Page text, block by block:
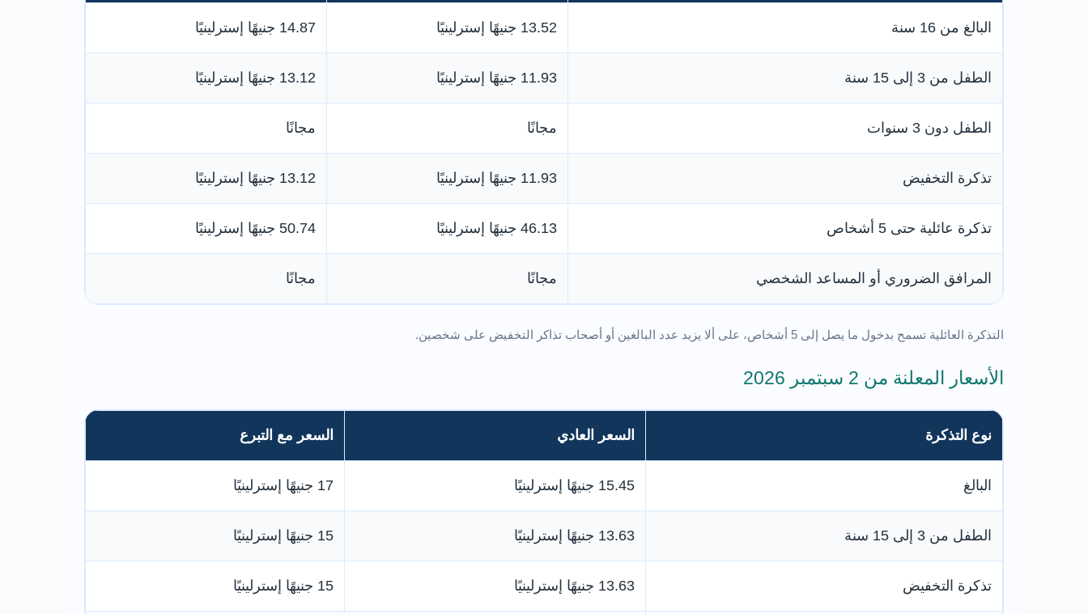
البالغ من 16 سنة 13.52 جنيهًا إسترلينيًا 14.87 جنيهًا إسترلينيًا
الطفل من 3 إلى 15 سنة 11.93 جنيهًا إسترلينيًا 13.12 جنيهًا إسترلينيًا
الطفل دون 3 سنوات مجانًا مجانًا
تذكرة التخفيض 11.93 جنيهًا إسترلينيًا 13.12 جنيهًا إسترلينيًا
تذكرة عائلية حتى 5 أشخاص 46.13 جنيهًا إسترلينيًا 50.74 جنيهًا إسترلينيًا
المرافق الضروري أو المساعد الشخصي مجانًا مجانًا
التذكرة العائلية تسمح بدخول ما يصل إلى 5 أشخاص، على ألا يزيد عدد البالغين أو أصحاب تذاكر التخفيض على شخصين.
الأسعار المعلنة من 2 سبتمبر 2026
نوع التذكرة السعر العادي السعر مع التبرع
البالغ 15.45 جنيهًا إسترلينيًا 17 جنيهًا إسترلينيًا
الطفل من 3 إلى 15 سنة 13.63 جنيهًا إسترلينيًا 15 جنيهًا إسترلينيًا
تذكرة التخفيض 13.63 جنيهًا إسترلينيًا 15 جنيهًا إسترلينيًا